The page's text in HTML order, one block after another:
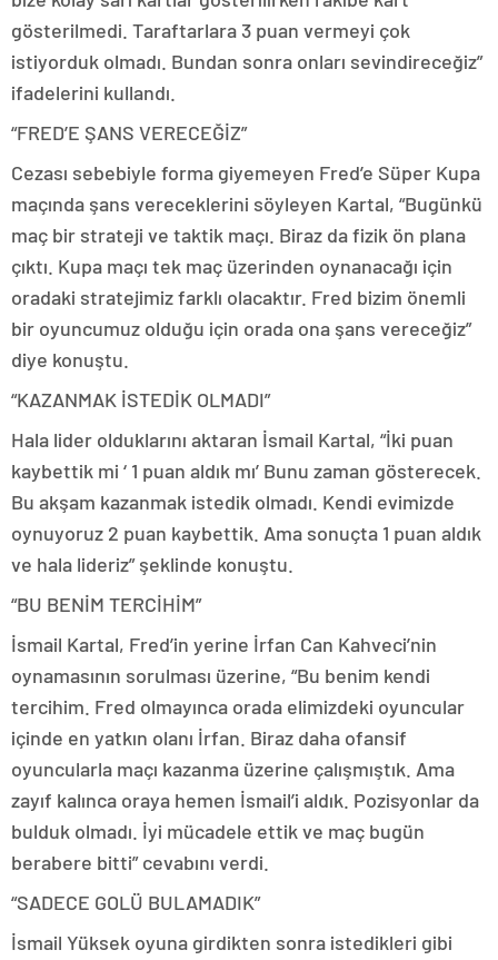
gösterilmedi. Taraftarlara 3 puan vermeyi çok
istiyorduk olmadı. Bundan sonra onları sevindireceğiz”
ifadelerini kullandı.
“FRED’E ŞANS VERECEĞİZ”
Cezası sebebiyle forma giyemeyen Fred’e Süper Kupa
maçında şans vereceklerini söyleyen Kartal, “Bugünkü
maç bir strateji ve taktik maçı. Biraz da fizik ön plana
çıktı. Kupa maçı tek maç üzerinden oynanacağı için
oradaki stratejimiz farklı olacaktır. Fred bizim önemli
bir oyuncumuz olduğu için orada ona şans vereceğiz”
diye konuştu.
“KAZANMAK İSTEDİK OLMADI”
Hala lider olduklarını aktaran İsmail Kartal, “İki puan
kaybettik mi ‘ 1 puan aldık mı’ Bunu zaman gösterecek.
Bu akşam kazanmak istedik olmadı. Kendi evimizde
oynuyoruz 2 puan kaybettik. Ama sonuçta 1 puan aldık
ve hala lideriz” şeklinde konuştu.
“BU BENİM TERCİHİM”
İsmail Kartal, Fred’in yerine İrfan Can Kahveci’nin
oynamasının sorulması üzerine, “Bu benim kendi
tercihim. Fred olmayınca orada elimizdeki oyuncular
içinde en yatkın olanı İrfan. Biraz daha ofansif
oyuncularla maçı kazanma üzerine çalışmıştık. Ama
zayıf kalınca oraya hemen İsmail’i aldık. Pozisyonlar da
bulduk olmadı. İyi mücadele ettik ve maç bugün
berabere bitti” cevabını verdi.
“SADECE GOLÜ BULAMADIK”
İsmail Yüksek oyuna girdikten sonra istedikleri gibi